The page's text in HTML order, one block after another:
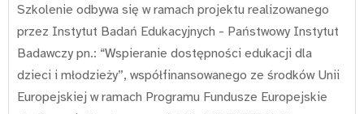
Szkolenie odbywa się w ramach projektu realizowanego
przez Instytut Badań Edukacyjnych - Państwowy Instytut
Badawczy pn.: “Wspieranie dostępności edukacji dla
dzieci i młodzieży”, współfinansowanego ze środków Unii
Europejskiej w ramach Programu Fundusze Europejskie